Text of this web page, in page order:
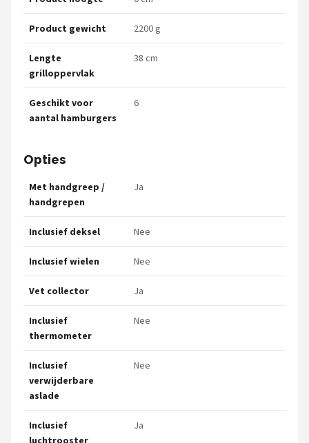
Product gewicht 2200 g
Lengte
grilloppervlak
38 cm
Geschikt voor
aantal hamburgers
6
Opties
Met handgreep /
handgrepen
Ja
Inclusief deksel Nee
Inclusief wielen Nee
Vet collector Ja
Inclusief
thermometer
Nee
Inclusief
verwijderbare
aslade
Nee
Inclusief
luchtrooster
Ja